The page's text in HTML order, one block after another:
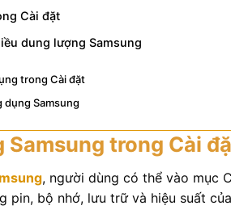
Cài đặt
dung lượng Samsung
trong Cài đặt
dụng Samsung
Samsung trong Cài
, người dùng có thể vào mục
bộ nhớ, lưu trữ và hiệu suất